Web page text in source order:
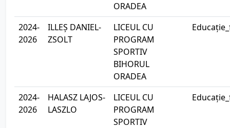
ORADEA
2024-
2026
ILLEȘ DANIEL-
ZSOLT
LICEUL CU
PROGRAM
SPORTIV
BIHORUL
ORADEA
2024-
2026
HALASZ LAJOS-
LASZLO
LICEUL CU
PROGRAM
SPORTIV